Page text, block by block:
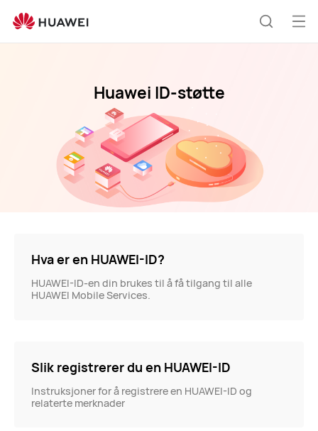
Huawei ID-støtte
Hva er en HUAWEI-ID?
HUAWEI-ID-en din brukes til å få tilgang til alle
HUAWEI Mobile Services.
Slik registrerer du en HUAWEI-ID
Instruksjoner for å registrere en HUAWEI-ID og
relaterte merknader